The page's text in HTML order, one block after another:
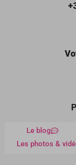
Le blog
Les photos &